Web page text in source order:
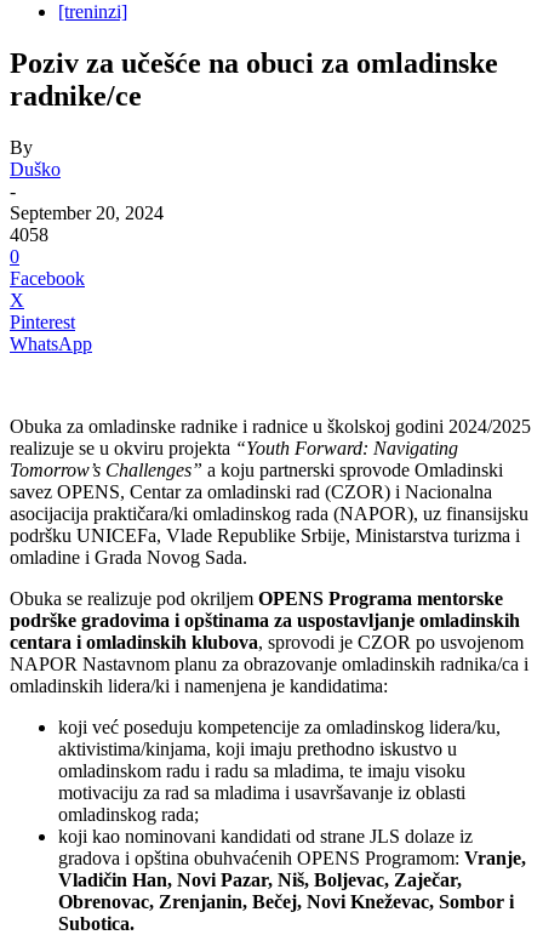
[treninzi]
Poziv za učešće na obuci za omladinske
radnike/ce
By
Duško
-
September 20, 2024
4058
0
Facebook
X
Pinterest
WhatsApp
Obuka za omladinske radnike i radnice u školskoj godini 2024/2025
realizuje se u okviru projekta “Youth Forward: Navigating
Tomorrow’s Challenges” a koju partnerski sprovode Omladinski
savez OPENS, Centar za omladinski rad (CZOR) i Nacionalna
asocijacija praktičara/ki omladinskog rada (NAPOR), uz finansijsku
podršku UNICEFa, Vlade Republike Srbije, Ministarstva turizma i
omladine i Grada Novog Sada.
Obuka se realizuje pod okriljem OPENS Programa mentorske
podrške gradovima i opštinama za uspostavljanje omladinskih
centara i omladinskih klubova, sprovodi je CZOR po usvojenom
NAPOR Nastavnom planu za obrazovanje omladinskih radnika/ca i
omladinskih lidera/ki i namenjena je kandidatima:
koji već poseduju kompetencije za omladinskog lidera/ku,
aktivistima/kinjama, koji imaju prethodno iskustvo u
omladinskom radu i radu sa mladima, te imaju visoku
motivaciju za rad sa mladima i usavršavanje iz oblasti
omladinskog rada;
koji kao nominovani kandidati od strane JLS dolaze iz
gradova i opština obuhvaćenih OPENS Programom: Vranje,
Vladičin Han, Novi Pazar, Niš, Boljevac, Zaječar,
Obrenovac, Zrenjanin, Bečej, Novi Kneževac, Sombor i
Subotica.